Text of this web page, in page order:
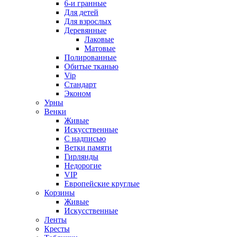
6-и гранные
Для детей
Для взрослых
Деревянные
Лаковые
Матовые
Полированные
Обитые тканью
Vip
Стандарт
Эконом
Урны
Венки
Живые
Искусственные
С надписью
Ветки памяти
Гирлянды
Недорогие
VIP
Европейские круглые
Корзины
Живые
Искусственные
Ленты
Кресты